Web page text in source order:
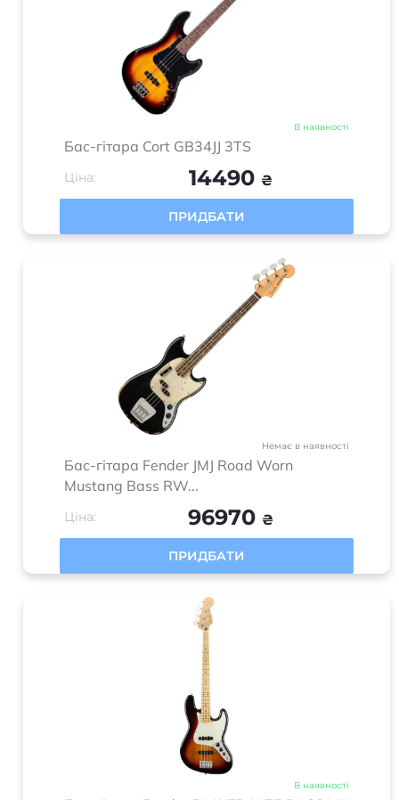
В наявності
Бас-гітара Cort GB34JJ 3TS
Ціна: 14490 ₴
ПРИДБАТИ
Немає в наявності
Бас-гітара Fender JMJ Road Worn
Mustang Bass RW...
Ціна: 96970 ₴
ПРИДБАТИ
В наявності